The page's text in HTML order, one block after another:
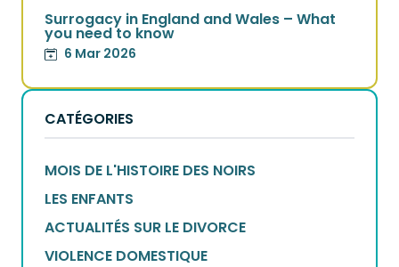
Surrogacy in England and Wales – What
you need to know
6 Mar 2026
CATÉGORIES
MOIS DE L'HISTOIRE DES NOIRS
LES ENFANTS
ACTUALITÉS SUR LE DIVORCE
VIOLENCE DOMESTIQUE